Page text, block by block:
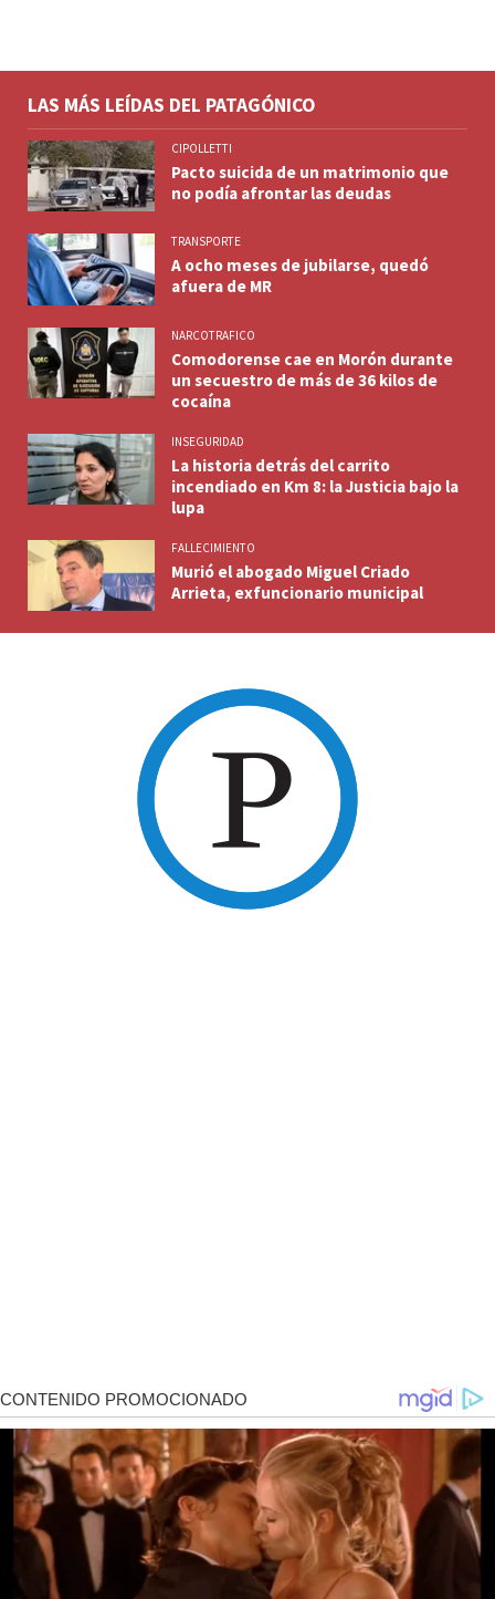
LAS MÁS LEÍDAS DEL PATAGÓNICO
CIPOLLETTI
Pacto suicida de un matrimonio que
no podía afrontar las deudas
TRANSPORTE
A ocho meses de jubilarse, quedó
afuera de MR
NARCOTRAFICO
Comodorense cae en Morón durante
un secuestro de más de 36 kilos de
cocaína
INSEGURIDAD
La historia detrás del carrito
incendiado en Km 8: la Justicia bajo la
lupa
FALLECIMIENTO
Murió el abogado Miguel Criado
Arrieta, exfuncionario municipal